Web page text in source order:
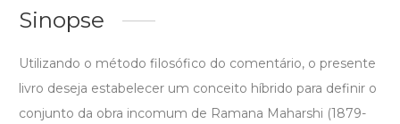
Sinopse
Utilizando o método filosófico do comentário, o presente
livro deseja estabelecer um conceito híbrido para definir o
conjunto da obra incomum de Ramana Maharshi (1879-